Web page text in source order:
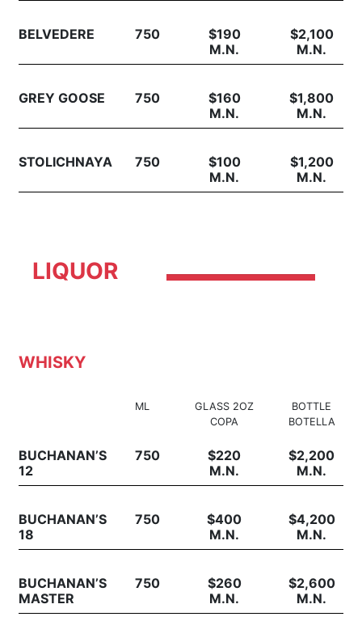
BELVEDERE 750
$190
M.N.
$2,100
M.N.
GREY GOOSE 750
$160
M.N.
$1,800
M.N.
STOLICHNAYA 750
$100
M.N.
$1,200
M.N.
LIQUOR
WHISKY
ML
GLASS 2OZ
COPA
BOTTLE
BOTELLA
BUCHANAN’S
12
750
$220
M.N.
$2,200
M.N.
BUCHANAN’S
18
750
$400
M.N.
$4,200
M.N.
BUCHANAN’S
MASTER
750
$260
M.N.
$2,600
M.N.